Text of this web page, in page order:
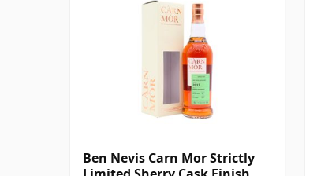
Ben Nevis Carn Mor Strictly